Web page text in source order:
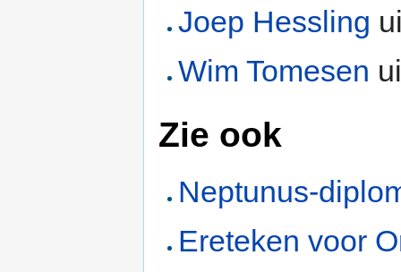
Joep Hessling
Wim Tomesen
Zie ook
Neptunus-
Ereteken voor